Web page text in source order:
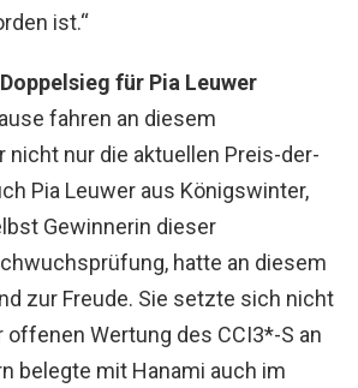
ist.“
für Pia Leuwer
fahren an diesem
nicht nur die aktuellen Preis-der-
Pia Leuwer aus Königswinter,
Gewinnerin dieser
hatte an diesem
zur Freude. Sie setzte sich nicht
offenen Wertung des CCI3*-S an
belegte mit Hanami auch im